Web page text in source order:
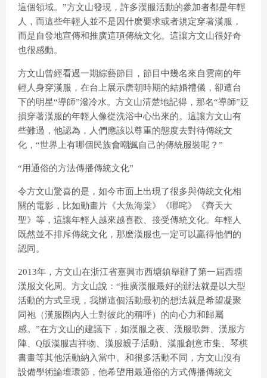
這個領域。”方文山發現，許多漢服活動的參加者都是年輕
人，而這些年輕人並不是因什麽要求或者規定穿著漢服，
而是自發地宣傳和推廣這項傳統文化。這讓方文山很好奇
也很感動。
方文山曾經看過一期綜藝節目，節目中幾名來自雲南的年
輕人身穿漢服，在台上展示唐朝時期的結婚禮儀，卻遭台
下的明星“導師”潑冷水。方文山清楚地記得，那名“導師”貶
損穿著漢服的年輕人像從洗浴中心出來的。這讓方文山有
些難過，他認為，人們應該以尊重的態度去對待傳統文
化，“世界上有哪個民族會嘲諷自己的傳統服裝呢？”
“用通俗的方法傳播傳統文化”
令方文山驚喜的是，如今市面上出現了很多與傳統文化相
關的電影，比如動畫片《大魚海棠》《哪咤》《齊天大
聖》等，這讓年輕人越來越喜歡、接受傳統文化。年輕人
既然並不排斥傳統文化，那麽漢服也一定可以贏得他們的
認同。
2013年，方文山在浙江省嘉興市西塘鎮舉辦了第一屆西塘
漢服文化周。方文山說：“推廣漢服最好的辦法就是以大型
活動的方式呈現，我辦這個活動最初的想法就是希望凝聚
同袍（漢服圈內人士對彼此的稱呼）的向心力和歸屬
感。”在方文山的建議下，如漢服之夜、漢服歌舞、漢服方
陣、Q版漢服吉祥物、漢服親子活動、漢服創意市集、琴棋
書畫等其他活動納入當中。和很多活動不同，方文山沒有
設備學術論壇環節，他希望用最通俗的方式傳播傳統文